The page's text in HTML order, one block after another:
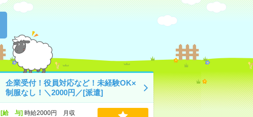
企業受付！役員対応など！未経験OK×
制服なし！＼2000円／[派遣]
[給 与]時給2000円 月収